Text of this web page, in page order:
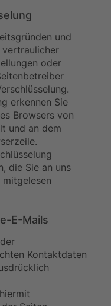
und
oder
erkennen Sie
Browsers von
und an dem
die Sie an uns
E-Mails
Kontaktdaten